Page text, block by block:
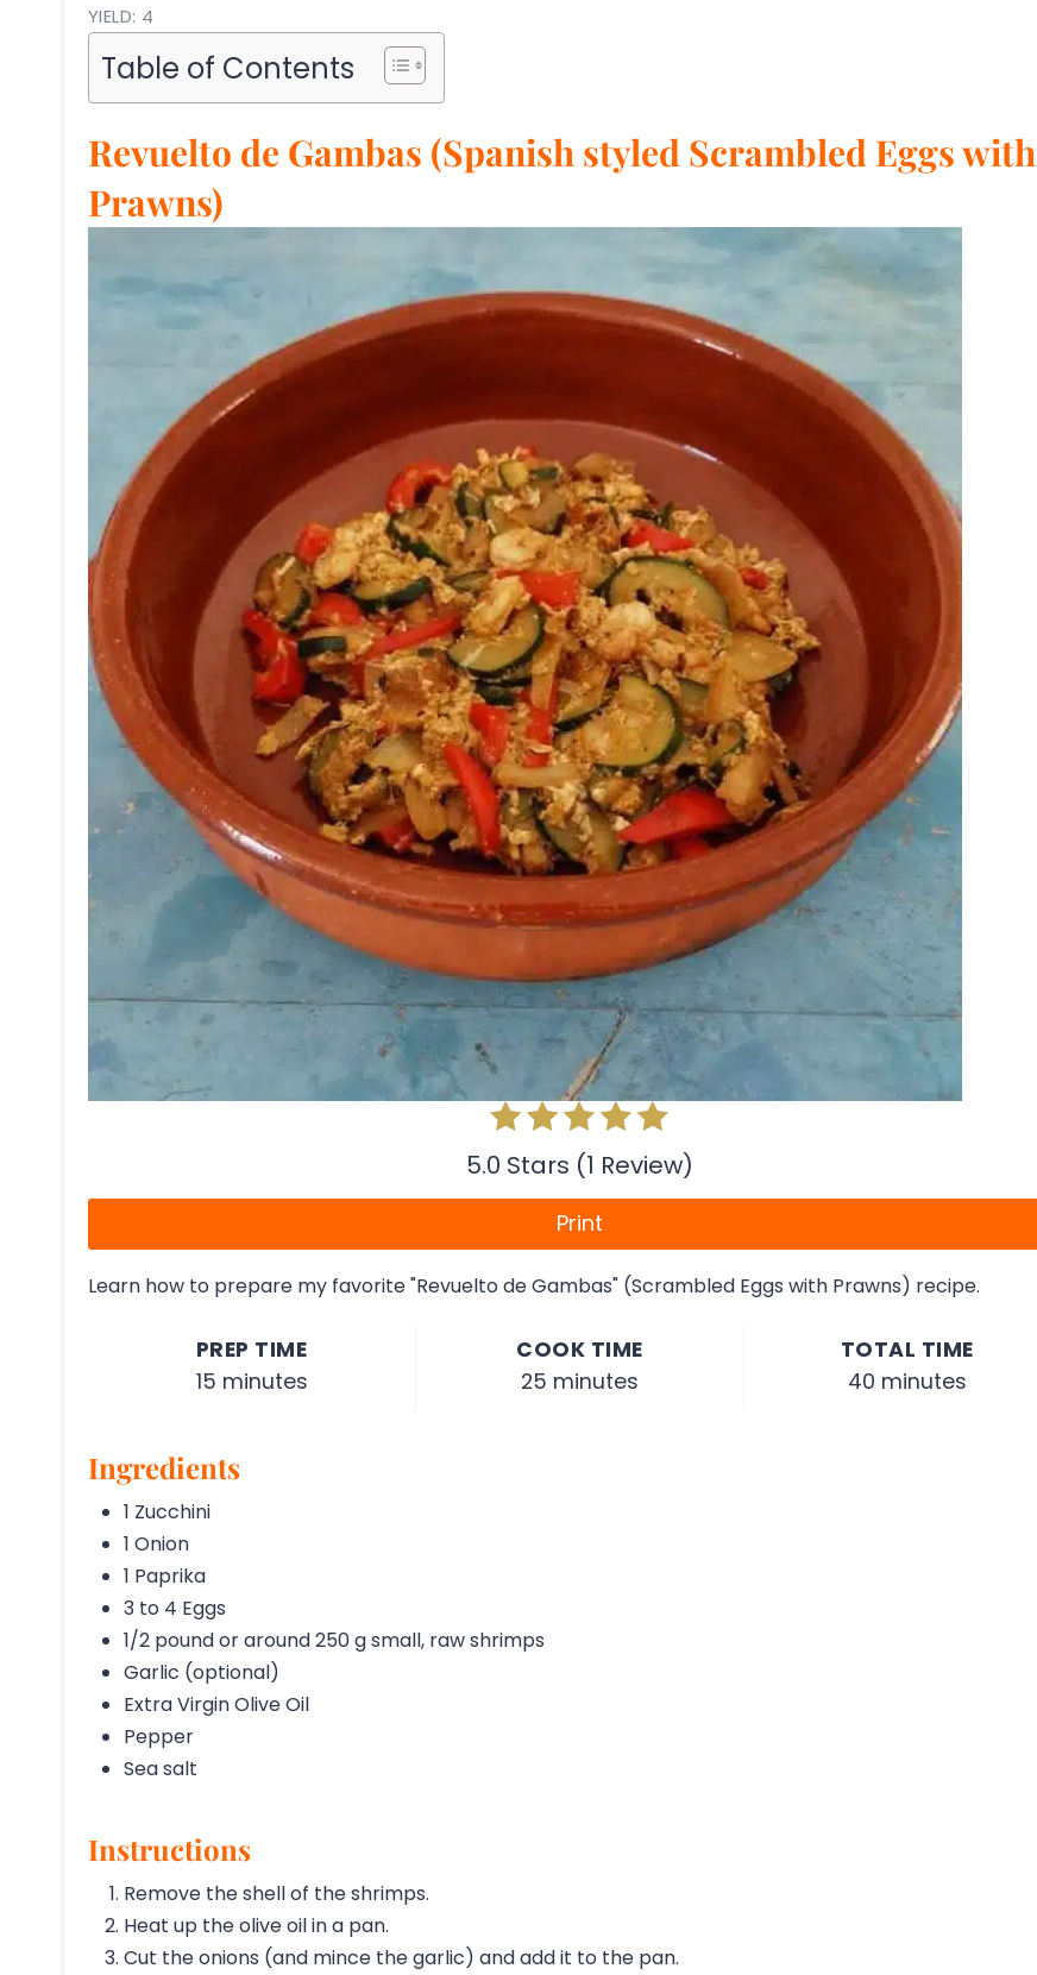
YIELD: 4
Table of Contents
Revuelto de Gambas (Spanish styled Scrambled Eggs with
Prawns)
5.0 Stars (1 Review)
Print
Learn how to prepare my favorite "Revuelto de Gambas" (Scrambled Eggs with Prawns) recipe.
PREP TIME
15 minutes
COOK TIME
25 minutes
TOTAL TIME
40 minutes
Ingredients
1 Zucchini
1 Onion
1 Paprika
3 to 4 Eggs
1/2 pound or around 250 g small, raw shrimps
Garlic (optional)
Extra Virgin Olive Oil
Pepper
Sea salt
Instructions
Remove the shell of the shrimps.
Heat up the olive oil in a pan.
Cut the onions (and mince the garlic) and add it to the pan.